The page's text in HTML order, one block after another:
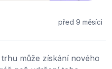
před 9 měsíci
může získání nového